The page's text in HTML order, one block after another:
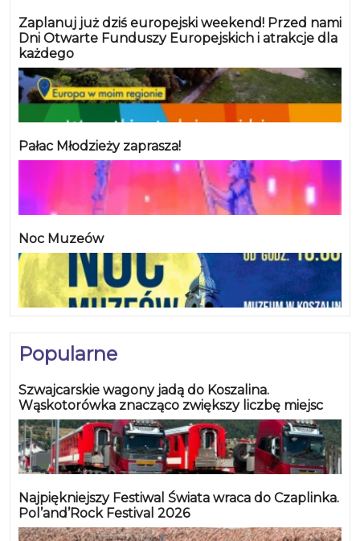
Zaplanuj już dziś europejski weekend! Przed nami
Dni Otwarte Funduszy Europejskich i atrakcje dla
każdego
Pałac Młodzieży zaprasza!
Noc Muzeów
Popularne
Szwajcarskie wagony jadą do Koszalina.
Wąskotorówka znacząco zwiększy liczbę miejsc
Najpiękniejszy Festiwal Świata wraca do Czaplinka.
Pol’and’Rock Festival 2026